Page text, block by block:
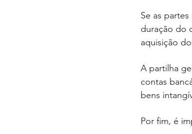
Se as
duração do
aquisição
A partilha
contas
bens
Por fim, é